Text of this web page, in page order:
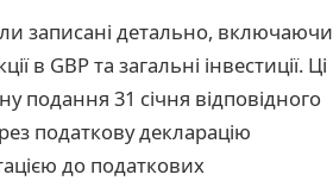
записані детально, включаючи
в GBP та загальні інвестиції. Ці
подання 31 січня відповідного
податкову декларацію
до податкових